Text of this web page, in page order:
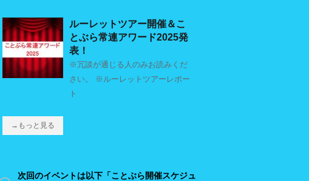
ルーレットツアー開催＆こ
とぶら常連アワード2025発
表！
※冗談が通じる人のみお読みくだ
さい。 ※ルーレットツアーレポー
ト
→もっと見る
次回のイベントは以下「ことぶら開催スケジュ